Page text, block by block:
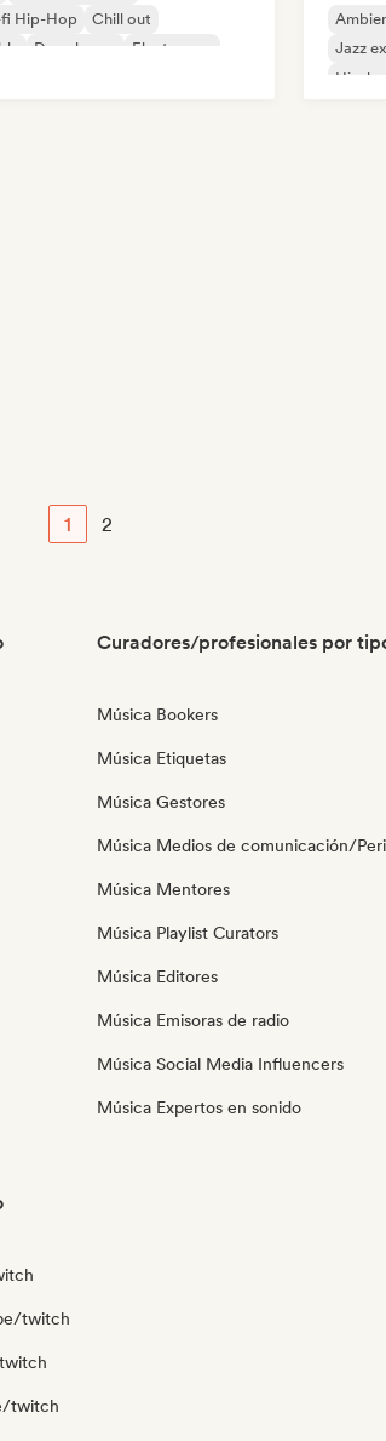
Hip-Hop
Chill out
Deep house
Electropop
Jazz
Hip-hop
1 2
Curadores/profesionales por
Música Bookers
Música Etiquetas
Música Gestores
Música Medios de comunicación/
Música Mentores
Música Playlist Curators
Música Editores
Música Emisoras de radio
Música Social Media Influencers
Música Expertos en sonido
twitch
twitch